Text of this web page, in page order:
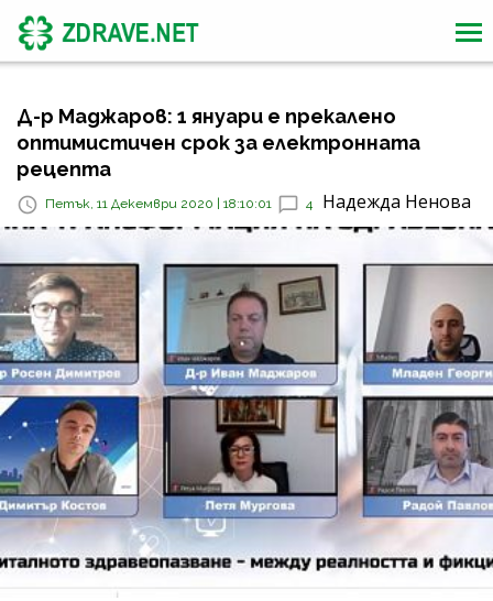
Д-р Маджаров: 1 януари е прекалено
оптимистичен срок за електронната
рецепта
Петък, 11 Декември 2020 | 18:10:01 4 Надежда Ненова